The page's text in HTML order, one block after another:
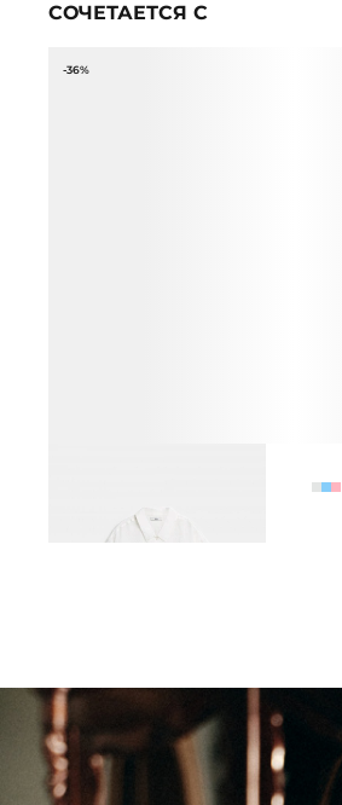
СОЧЕТАЕТСЯ С
-36%